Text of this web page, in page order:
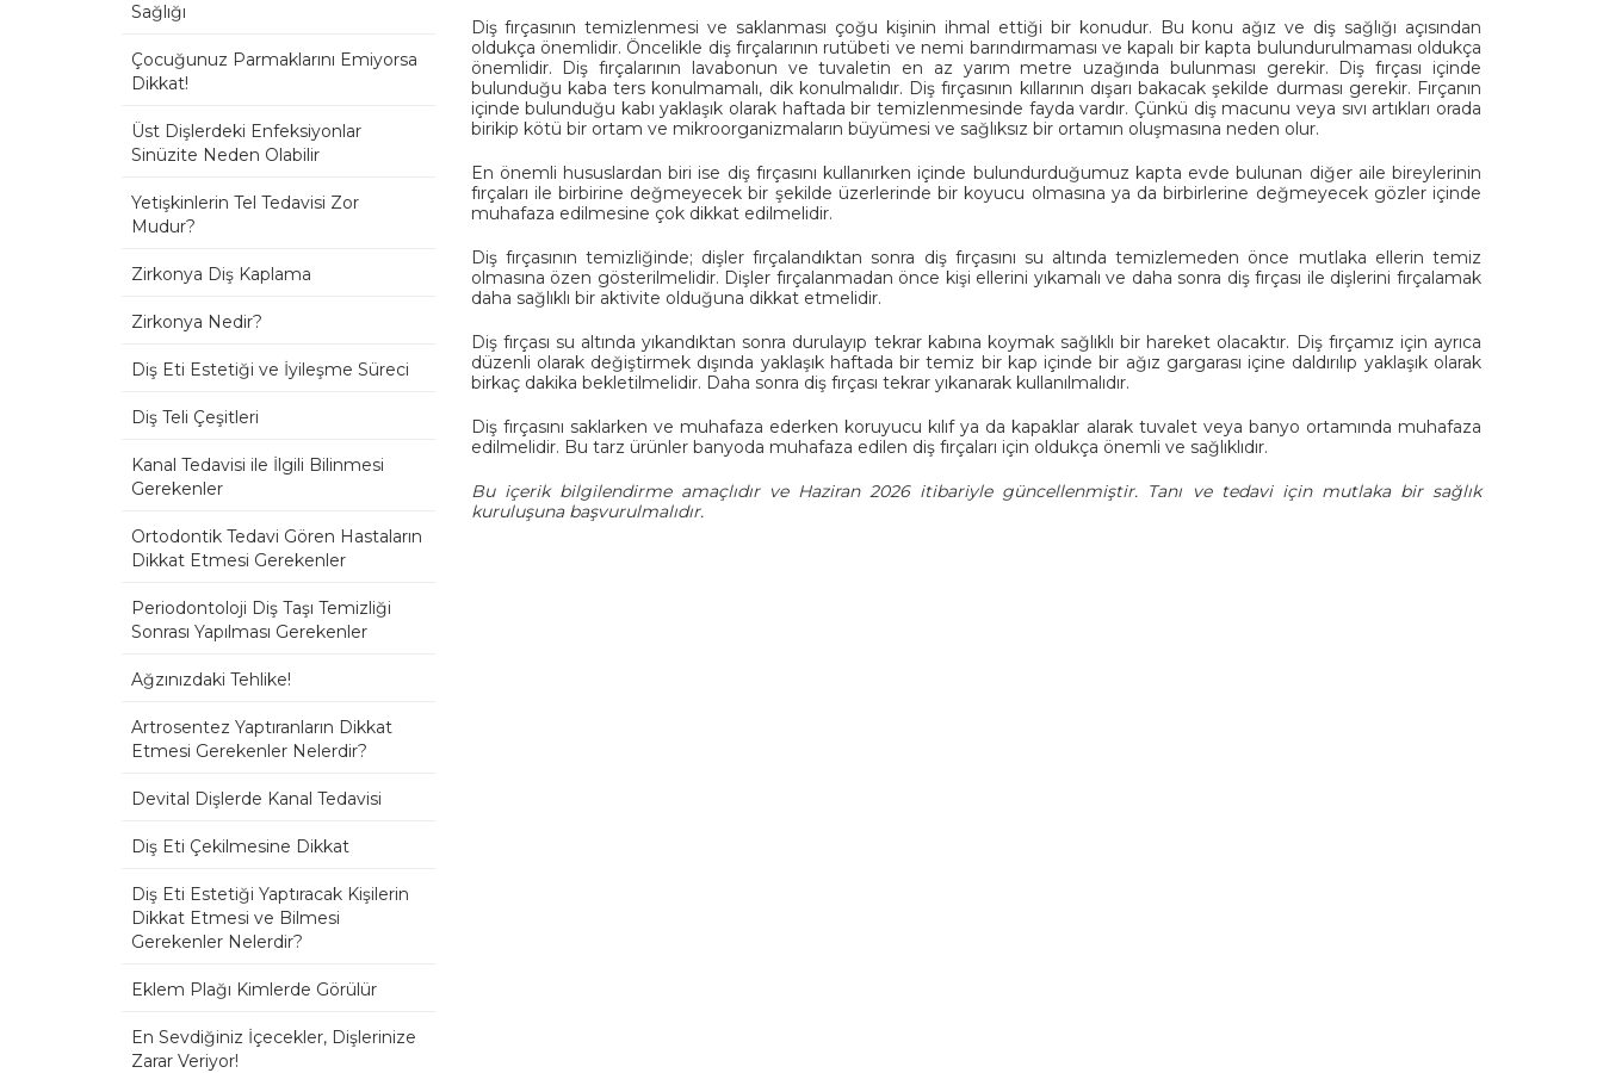
Sağlığı
Çocuğunuz Parmaklarını Emiyorsa
Dikkat!
Üst Dişlerdeki Enfeksiyonlar
Sinüzite Neden Olabilir
Yetişkinlerin Tel Tedavisi Zor
Mudur?
Zirkonya Diş Kaplama
Zirkonya Nedir?
Diş Eti Estetiği ve İyileşme Süreci
Diş Teli Çeşitleri
Kanal Tedavisi ile İlgili Bilinmesi
Gerekenler
Ortodontik Tedavi Gören Hastaların
Dikkat Etmesi Gerekenler
Periodontoloji Diş Taşı Temizliği
Sonrası Yapılması Gerekenler
Ağzınızdaki Tehlike!
Artrosentez Yaptıranların Dikkat
Etmesi Gerekenler Nelerdir?
Devital Dişlerde Kanal Tedavisi
Diş Eti Çekilmesine Dikkat
Diş Eti Estetiği Yaptıracak Kişilerin
Dikkat Etmesi ve Bilmesi
Gerekenler Nelerdir?
Eklem Plağı Kimlerde Görülür
En Sevdiğiniz İçecekler, Dişlerinize
Zarar Veriyor!
Diş fırçasının temizlenmesi ve saklanması çoğu kişinin ihmal ettiği bir konudur. Bu konu ağız ve diş sağlığı açısından
oldukça önemlidir. Öncelikle diş fırçalarının rutübeti ve nemi barındırmaması ve kapalı bir kapta bulundurulmaması oldukça
önemlidir. Diş fırçalarının lavabonun ve tuvaletin en az yarım metre uzağında bulunması gerekir. Diş fırçası içinde
bulunduğu kaba ters konulmamalı, dik konulmalıdır. Diş fırçasının kıllarının dışarı bakacak şekilde durması gerekir. Fırçanın
içinde bulunduğu kabı yaklaşık olarak haftada bir temizlenmesinde fayda vardır. Çünkü diş macunu veya sıvı artıkları orada
birikip kötü bir ortam ve mikroorganizmaların büyümesi ve sağlıksız bir ortamın oluşmasına neden olur.
En önemli hususlardan biri ise diş fırçasını kullanırken içinde bulundurduğumuz kapta evde bulunan diğer aile bireylerinin
fırçaları ile birbirine değmeyecek bir şekilde üzerlerinde bir koyucu olmasına ya da birbirlerine değmeyecek gözler içinde
muhafaza edilmesine çok dikkat edilmelidir.
Diş fırçasının temizliğinde; dişler fırçalandıktan sonra diş fırçasını su altında temizlemeden önce mutlaka ellerin temiz
olmasına özen gösterilmelidir. Dişler fırçalanmadan önce kişi ellerini yıkamalı ve daha sonra diş fırçası ile dişlerini fırçalamak
daha sağlıklı bir aktivite olduğuna dikkat etmelidir.
Diş fırçası su altında yıkandıktan sonra durulayıp tekrar kabına koymak sağlıklı bir hareket olacaktır. Diş fırçamız için ayrıca
düzenli olarak değiştirmek dışında yaklaşık haftada bir temiz bir kap içinde bir ağız gargarası içine daldırılıp yaklaşık olarak
birkaç dakika bekletilmelidir. Daha sonra diş fırçası tekrar yıkanarak kullanılmalıdır.
Diş fırçasını saklarken ve muhafaza ederken koruyucu kılıf ya da kapaklar alarak tuvalet veya banyo ortamında muhafaza
edilmelidir. Bu tarz ürünler banyoda muhafaza edilen diş fırçaları için oldukça önemli ve sağlıklıdır.
Bu içerik bilgilendirme amaçlıdır ve Haziran 2026 itibariyle güncellenmiştir. Tanı ve tedavi için mutlaka bir sağlık
kuruluşuna başvurulmalıdır.